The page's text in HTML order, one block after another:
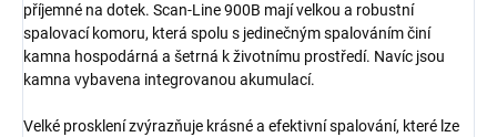
příjemné na dotek. Scan-Line 900B mají velkou a robustní
spalovací komoru, která spolu s jedinečným spalováním činí
kamna hospodárná a šetrná k životnímu prostředí. Navíc jsou
kamna vybavena integrovanou akumulací.
Velké prosklení zvýrazňuje krásné a efektivní spalování, které lze